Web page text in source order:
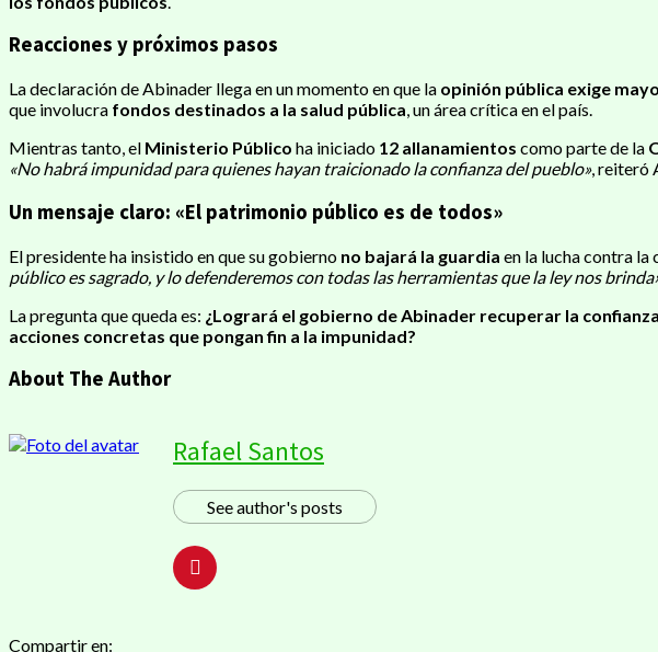
Reacciones y próximos pasos
La declaración de Abinader llega en un momento en que la opinión pública exige
que involucra fondos destinados a la salud pública, un área crítica en el país.
Mientras tanto, el Ministerio Público ha iniciado 12 allanamientos como parte de la
«No habrá impunidad para quienes hayan traicionado la confianza del pueblo», reiteró
Un mensaje claro: «El patrimonio público es de todos»
El presidente ha insistido en que su gobierno no bajará la guardia en la lucha contra la
público es sagrado, y lo defenderemos con todas las herramientas que la ley nos
La pregunta que queda es: ¿Logrará el gobierno de Abinader recuperar la
acciones concretas que pongan fin a la impunidad?
About The Author
Rafael Santos
See author's posts
Compartir en: